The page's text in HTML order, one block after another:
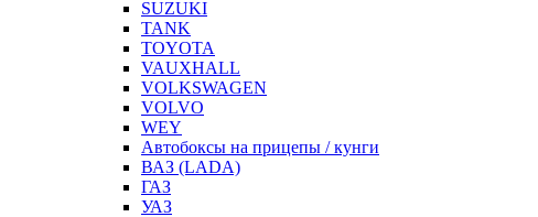
SUZUKI
TANK
TOYOTA
VAUXHALL
VOLKSWAGEN
VOLVO
WEY
Автобоксы на прицепы / кунги
ВАЗ (LADA)
ГАЗ
УАЗ